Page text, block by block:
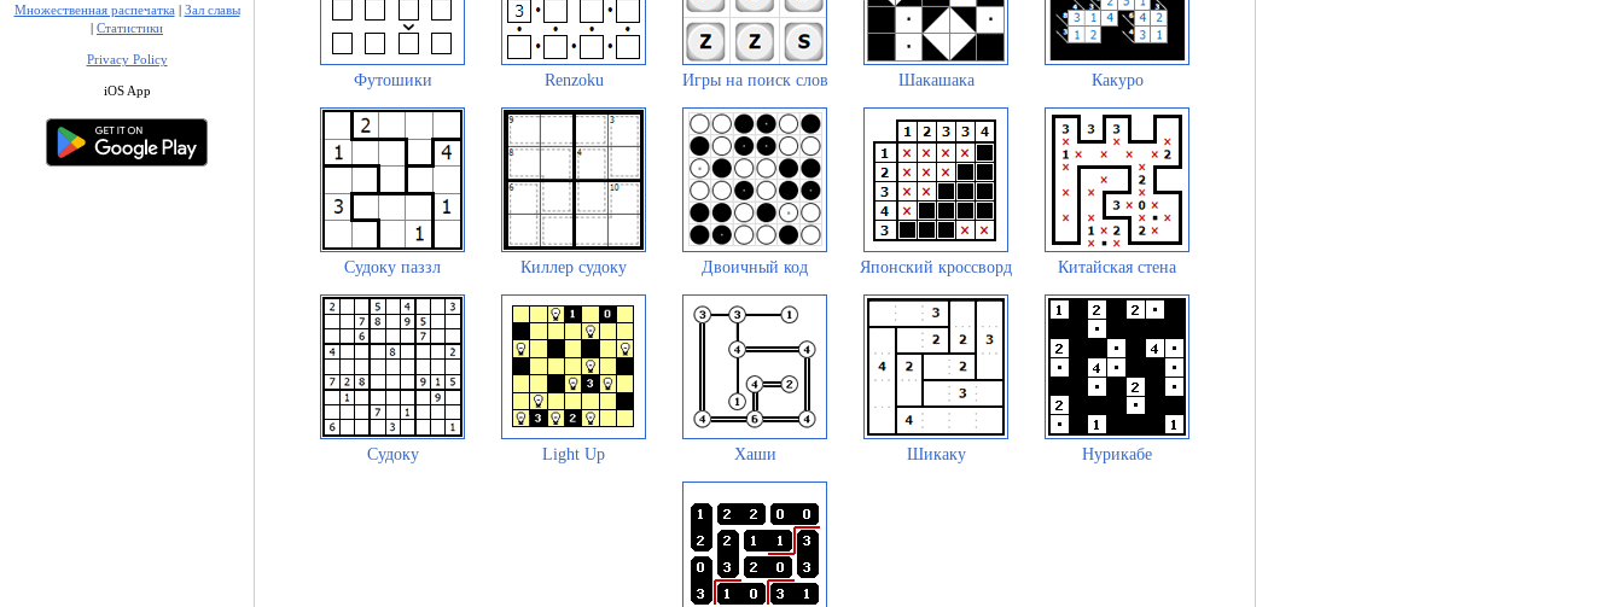
Множественная распечатка | Зал славы
| Статистики
Privacy Policy
iOS App
Футошики Renzoku Игры на поиск слов Шакашака Какуро
Судоку паззл Киллер судоку Двоичный код Японский кроссворд Китайская стена
Судоку Light Up Хаши Шикаку Нурикабе